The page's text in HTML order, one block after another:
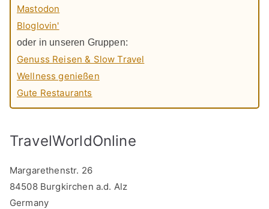
Mastodon
Bloglovin'
oder in unseren Gruppen:
Genuss Reisen & Slow Travel
Wellness genießen
Gute Restaurants
TravelWorldOnline
Margarethenstr. 26
84508 Burgkirchen a.d. Alz
Germany